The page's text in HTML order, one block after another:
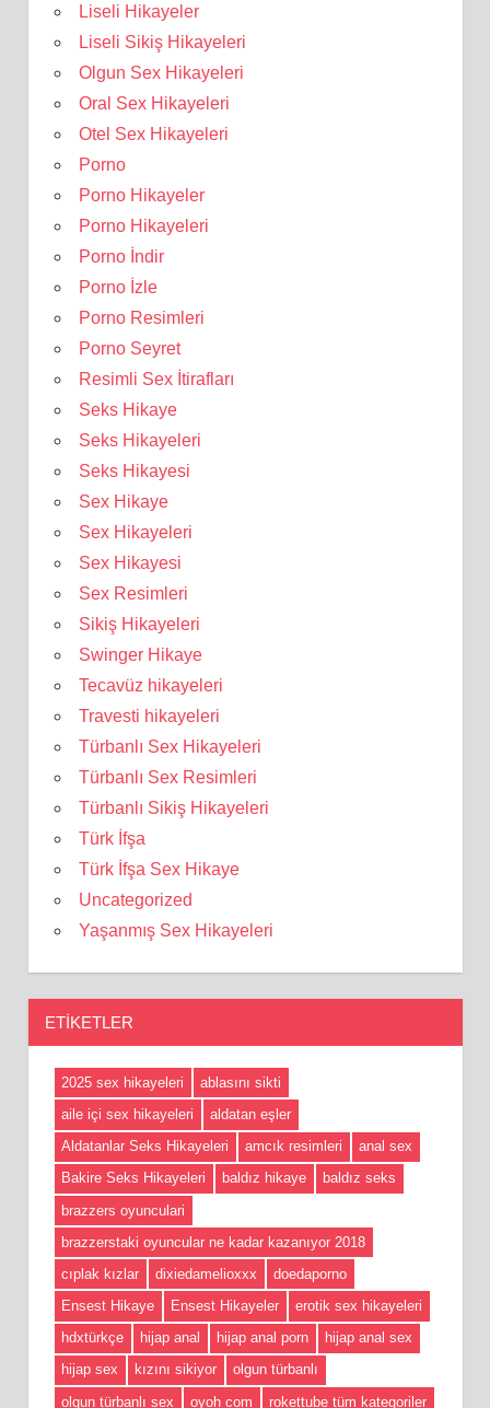
Liseli Hikayeler
Liseli Sikiş Hikayeleri
Olgun Sex Hikayeleri
Oral Sex Hikayeleri
Otel Sex Hikayeleri
Porno
Porno Hikayeler
Porno Hikayeleri
Porno İndir
Porno İzle
Porno Resimleri
Porno Seyret
Resimli Sex İtirafları
Seks Hikaye
Seks Hikayeleri
Seks Hikayesi
Sex Hikaye
Sex Hikayeleri
Sex Hikayesi
Sex Resimleri
Sikiş Hikayeleri
Swinger Hikaye
Tecavüz hikayeleri
Travesti hikayeleri
Türbanlı Sex Hikayeleri
Türbanlı Sex Resimleri
Türbanlı Sikiş Hikayeleri
Türk İfşa
Türk İfşa Sex Hikaye
Uncategorized
Yaşanmış Sex Hikayeleri
ETIKETLER
2025 sex hikayeleri
ablasını sikti
aile içi sex hikayeleri
aldatan eşler
Aldatanlar Seks Hikayeleri
amcık resimleri
anal sex
Bakire Seks Hikayeleri
baldız hikaye
baldız seks
brazzers oyunculari
brazzerstaki oyuncular ne kadar kazanıyor 2018
cıplak kızlar
dixiedamelioxxx
doedaporno
Ensest Hikaye
Ensest Hikayeler
erotik sex hikayeleri
hdxtürkçe
hijap anal hijap anal porn
hijap anal sex
hijap sex
kızını sikiyor
olgun türbanlı
olgun türbanlı sex
oyoh com rokettube tüm kategoriler